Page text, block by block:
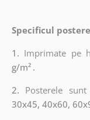
Specificul
1. Imprimate pe
g/m² .
2. Posterele
30x45, 40x60,